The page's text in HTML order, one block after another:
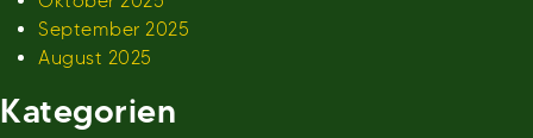
September 2025
August 2025
Kategorien